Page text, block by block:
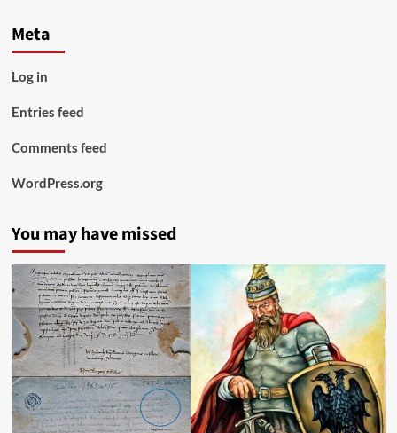
Meta
Log in
Entries feed
Comments feed
WordPress.org
You may have missed